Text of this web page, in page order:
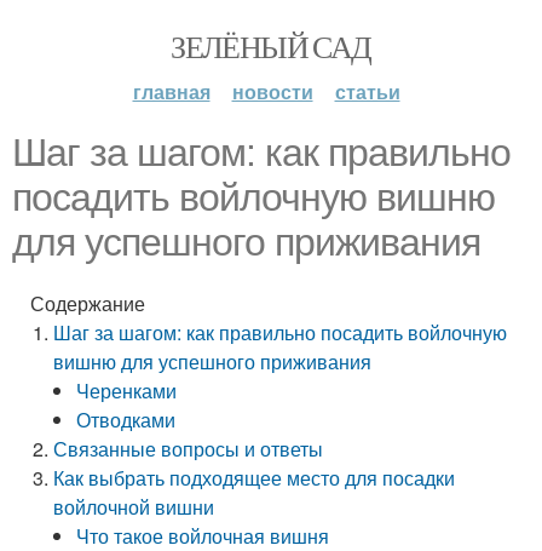
ЗЕЛЁНЫЙ САД
главная новости статьи
Шаг за шагом: как правильно
посадить войлочную вишню
для успешного приживания
Содержание
Шаг за шагом: как правильно посадить войлочную
вишню для успешного приживания
Черенками
Отводками
Связанные вопросы и ответы
Как выбрать подходящее место для посадки
войлочной вишни
Что такое войлочная вишня